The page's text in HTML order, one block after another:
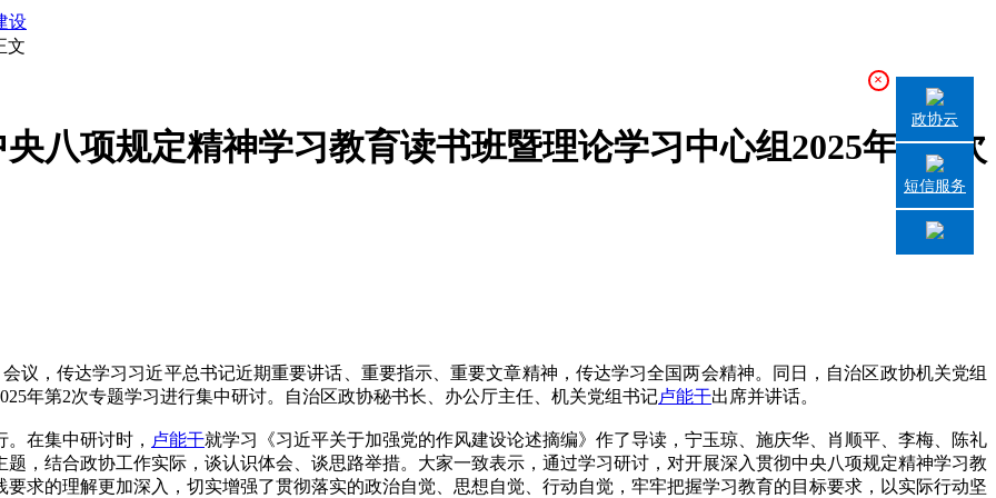
设
文
八项规定精神学习教育读书班暨理论学习中心组2025年第2次
，传达学习习近平总书记近期重要讲话、重要指示、重要文章精神，传达学习全国两会精神。同日，自治区政协机关党组
年第2次专题学习进行集中研讨。自治区政协秘书长、办公厅主任、机关党组书记卢能干出席并讲话。
在集中研讨时， 卢能干就学习《习近平关于加强党的作风建设论述摘编》作了导读，宁玉琼、施庆华、肖顺平、李梅、陈礼
，结合政协工作实际，谈认识体会、谈思路举措。大家一致表示，通过学习研讨，对开展深入贯彻中央八项规定精神学习教
求的理解更加深入，切实增强了贯彻落实的政治自觉、思想自觉、行动自觉，牢牢把握学习教育的目标要求，以实际行动坚
×
政协云
短信服务